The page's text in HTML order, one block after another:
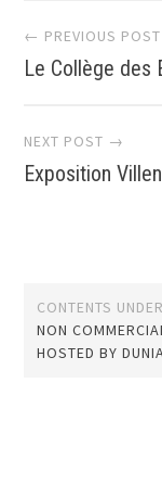
Post
← PREVIOUS POST
Le Collège des
NEXT POST →
Exposition
CONTENTS
NON
HOSTED BY